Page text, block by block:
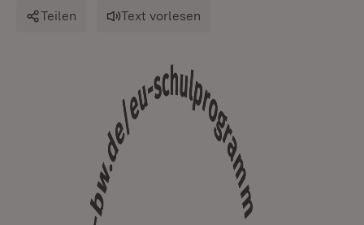
Teilen Text vorlesen